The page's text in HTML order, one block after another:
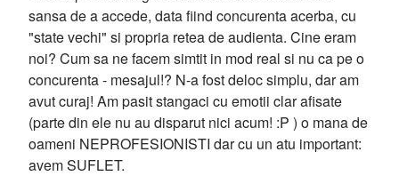
sansa de a accede, data fiind concurenta acerba, cu
"state vechi" si propria retea de audienta. Cine eram
noi? Cum sa ne facem simtit in mod real si nu ca pe o
concurenta - mesajul!? N-a fost deloc simplu, dar am
avut curaj! Am pasit stangaci cu emotii clar afisate
(parte din ele nu au disparut nici acum! :P ) o mana de
oameni NEPROFESIONISTI dar cu un atu important:
avem SUFLET.